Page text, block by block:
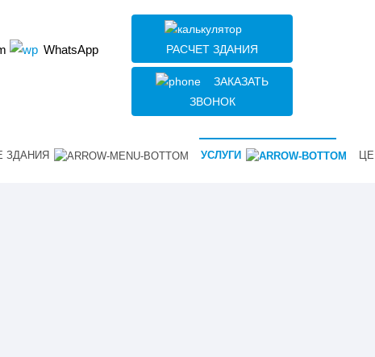
WhatsApp РАСЧЕТ ЗДАНИЯ
ЗАКАЗАТЬ
ЗВОНОК
ЗДАНИЯ УСЛУГИ